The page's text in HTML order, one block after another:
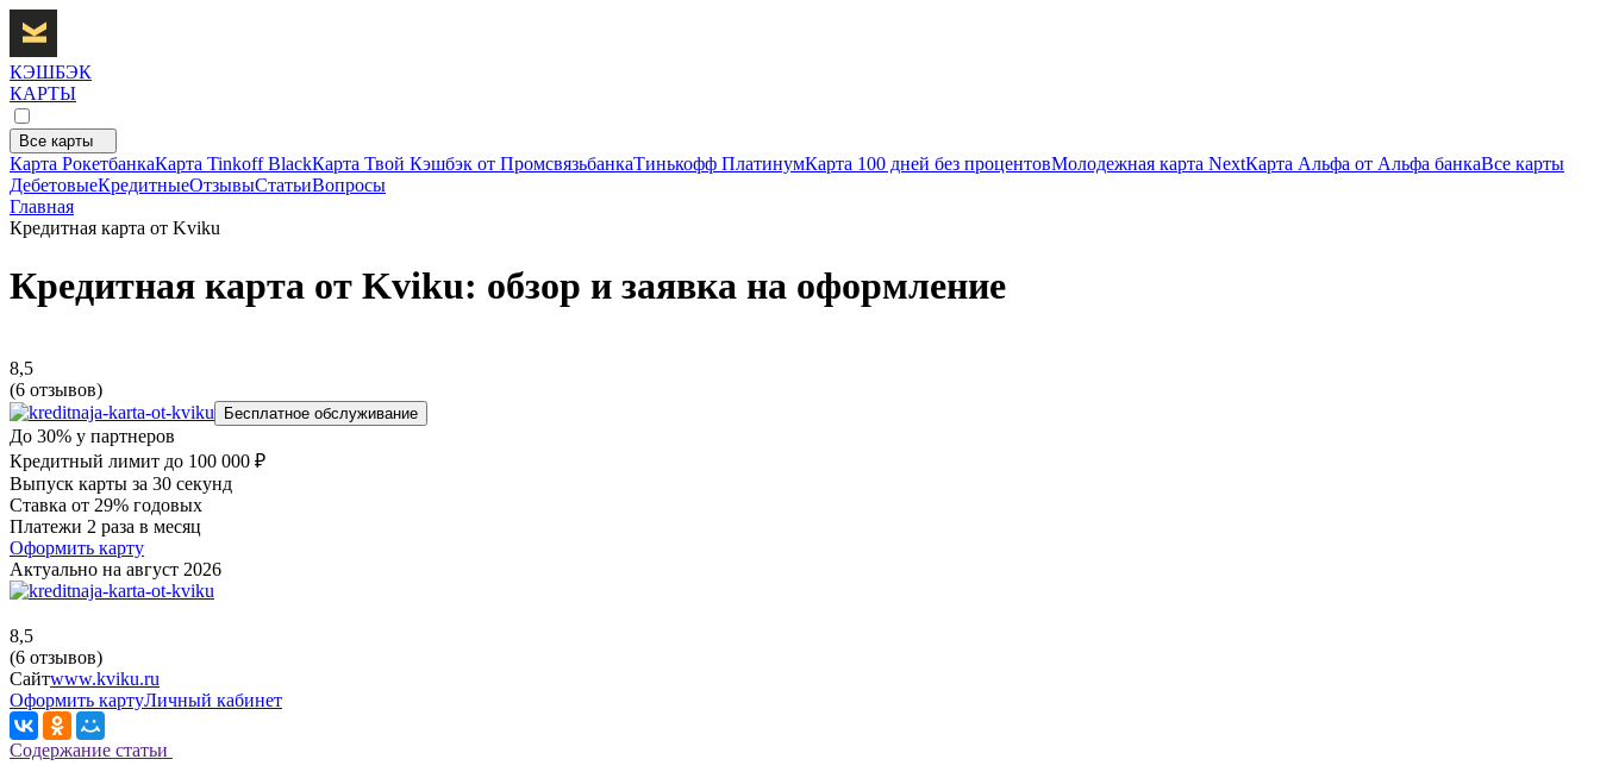
КЭШБЭК
КАРТЫ
Все карты
Карта РокетбанкаКарта Tinkoff BlackКарта Твой Кэшбэк от ПромсвязьбанкаТинькофф ПлатинумКарта 100 дней без процентовМолодежная карта NextКарта Альфа от Альфа банкаВсе карты
ДебетовыеКредитныеОтзывыСтатьиВопросы
Главная
Кредитная карта от Kviku
Кредитная карта от Kviku: обзор и заявка на оформление
8,5
(6 отзывов)
Бесплатное обслуживание
До 30% у партнеров
Кредитный лимит до 100 000 ₽
Выпуск карты за 30 секунд
Ставка от 29% годовых
Платежи 2 раза в месяц
Оформить карту
Актуально на август 2026
8,5
(6 отзывов)
Сайтwww.kviku.ru
Оформить картуЛичный кабинет
Содержание статьи